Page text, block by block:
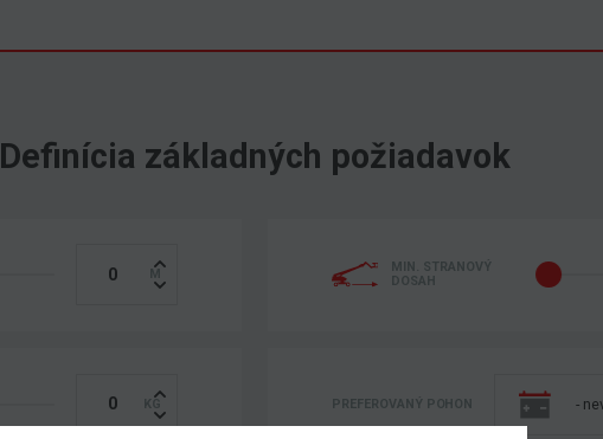
Definícia základných požiadavok
MIN. STRANOVÝ
DOSAH
PREFEROVANÝ POHON